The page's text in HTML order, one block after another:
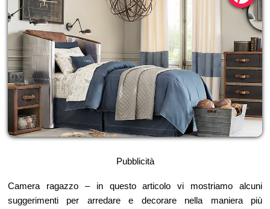
Pubblicità
Camera ragazzo – in questo articolo vi mostriamo alcuni
suggerimenti per arredare e decorare nella maniera più